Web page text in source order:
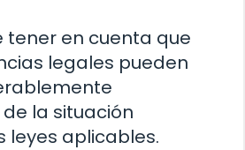
tener en cuenta que
legales pueden
la situación
leyes aplicables.